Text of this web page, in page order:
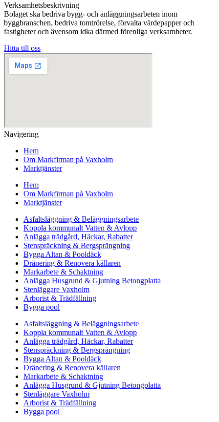
Verksamhetsbeskrivning
Bolaget ska bedriva bygg- och anläggningsarbeten inom
byggbranschen, bedriva tomtrörelse, förvalta värdepapper och
fastigheter och ävensom idka därmed förenliga verksamheter.
Hitta till oss
Navigering
Hem
Om Markfirman på Vaxholm
Marktjänster
Hem
Om Markfirman på Vaxholm
Marktjänster
Asfaltsläggning & Beläggningsarbete
Koppla kommunalt Vatten & Avlopp
Anlägga trädgård, Häckar, Rabatter
Stenspräckning & Bergsprängning
Bygga Altan & Pooldäck
Dränering & Renovera källaren
Markarbete & Schaktning
Anlägga Husgrund & Gjutning Betongplatta
Stenläggare Vaxholm
Arborist & Trädfällning
Bygga pool
Asfaltsläggning & Beläggningsarbete
Koppla kommunalt Vatten & Avlopp
Anlägga trädgård, Häckar, Rabatter
Stenspräckning & Bergsprängning
Bygga Altan & Pooldäck
Dränering & Renovera källaren
Markarbete & Schaktning
Anlägga Husgrund & Gjutning Betongplatta
Stenläggare Vaxholm
Arborist & Trädfällning
Bygga pool